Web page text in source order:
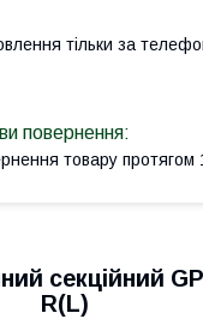
тільки за
товару протягом
секційний
R(L)